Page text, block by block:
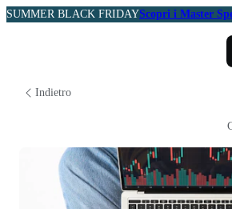
SUMMER BLACK FRIDAYScopri i Master
Indietro